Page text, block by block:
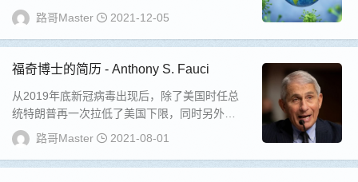
杂志。由爱思唯尔...
路哥Master 2021-12-05
福奇博士的简历 - Anthony S. Fauci
从2019年底新冠病毒出现后，除了美国时任总
统特朗普再一次拉低了美国下限，同时另外一
个美国人物也进入了全球公众的视野，那就是
福奇...
路哥Master 2021-08-01